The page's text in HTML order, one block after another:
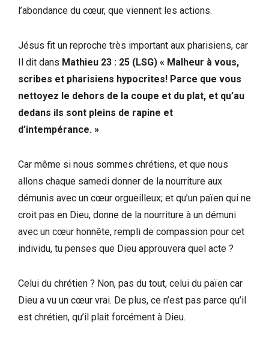
l’abondance du cœur, que viennent les actions.
Jésus fit un reproche très important aux pharisiens, car
Il dit dans Mathieu 23 : 25 (LSG) « Malheur à vous,
scribes et pharisiens hypocrites! Parce que vous
nettoyez le dehors de la coupe et du plat, et qu’au
dedans ils sont pleins de rapine et
d’intempérance. »
Car même si nous sommes chrétiens, et que nous
allons chaque samedi donner de la nourriture aux
démunis avec un cœur orgueilleux; et qu’un païen qui ne
croit pas en Dieu, donne de la nourriture à un démuni
avec un cœur honnête, rempli de compassion pour cet
individu, tu penses que Dieu approuvera quel acte ?
Celui du chrétien ? Non, pas du tout, celui du païen car
Dieu a vu un cœur vrai. De plus, ce n’est pas parce qu’il
est chrétien, qu’il plait forcément à Dieu.